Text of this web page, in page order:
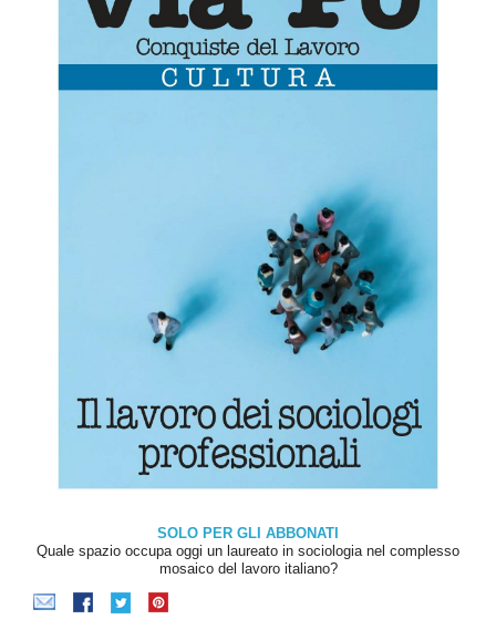
SOLO PER GLI ABBONATI
Quale spazio occupa oggi un laureato in sociologia nel complesso
mosaico del lavoro italiano?